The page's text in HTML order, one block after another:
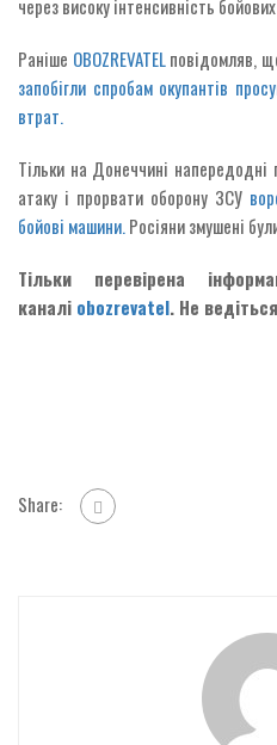
через високу інтенсивність
Раніше OBOZREVATELповідомляв,
запобігли спробам окупантів
втрат.
Тільки на Донеччині напередодні
атаку і прорвати оборону ЗСУ
бойові машини.Росіяни змушені
Тільки перевірена
каналі obozrevatel. Не
Share: